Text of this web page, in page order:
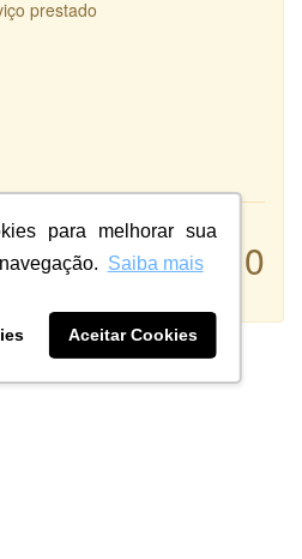
para melhorar sua
Saiba mais
Aceitar Cookies
prestado
10